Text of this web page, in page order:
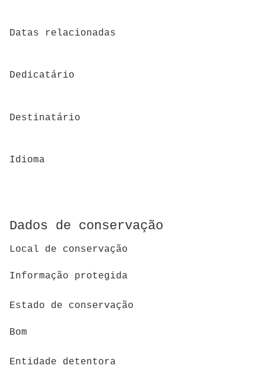
Datas relacionadas
Dedicatário
Destinatário
Idioma
Dados de conservação
Local de conservação
Informação protegida
Estado de conservação
Bom
Entidade detentora